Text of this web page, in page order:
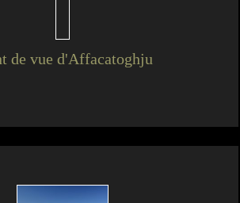
de vue d'Affacatoghju